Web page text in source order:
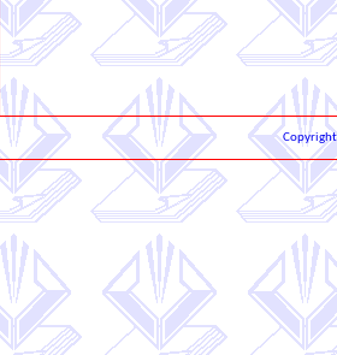
Copyright